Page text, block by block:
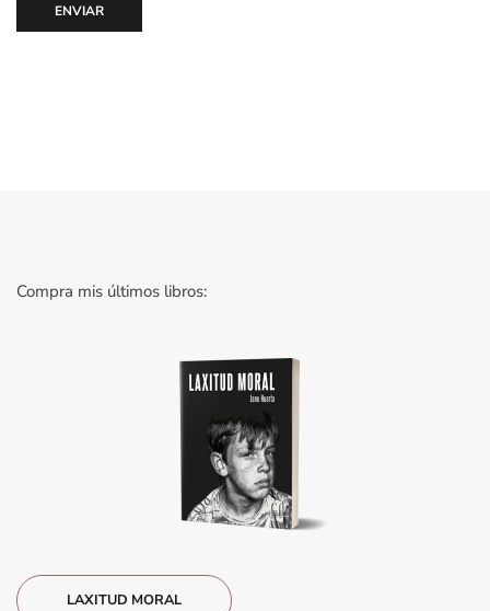
ENVIAR
Compra mis últimos libros:
LAXITUD MORAL